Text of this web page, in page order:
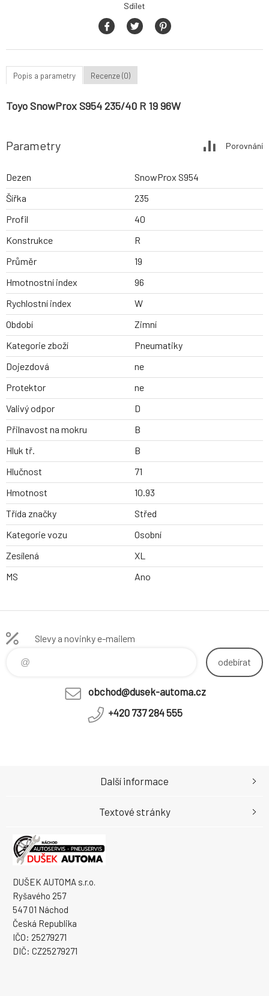
Sdílet
Popis a parametry Recenze (0)
Toyo SnowProx S954 235/40 R 19 96W
Parametry Porovnání
Dezen
SnowProx S954
Šířka
235
Profil
40
Konstrukce
R
Průměr
19
Hmotnostní index
96
Rychlostní index
W
Období
Zimní
Kategorie zboží
Pneumatiky
Dojezdová
ne
Protektor
ne
Valivý odpor
D
Přilnavost na mokru
B
Hluk tř.
B
Hlučnost
71
Hmotnost
10.93
Třída značky
Střed
Kategorie vozu
Osobní
Zesílená
XL
MS
Ano
Slevy a novinky e-mailem
odebírat
obchod@dusek-automa.cz
+420 737 284 555
DUŠEK AUTOMA s.r.o.
Ryšavého 257
547 01 Náchod
Česká Republika
IČO: 25279271
DIČ: CZ25279271
Další informace
Textové stránky